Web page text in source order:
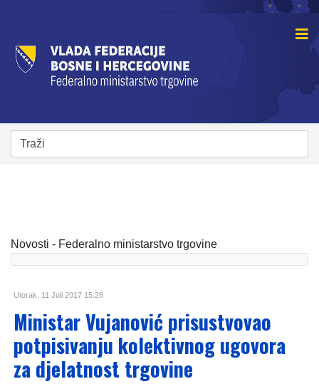
Novosti - Federalno ministarstvo trgovine
Utorak, 11 Juli 2017 15:28
Ministar Vujanović prisustvovao
potpisivanju kolektivnog ugovora
za djelatnost trgovine